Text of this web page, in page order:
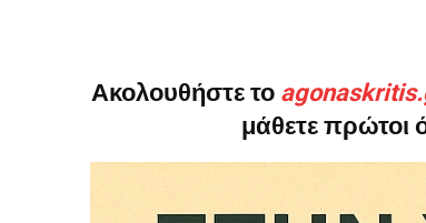
Ακολουθήστε το
μάθετε πρώτοι